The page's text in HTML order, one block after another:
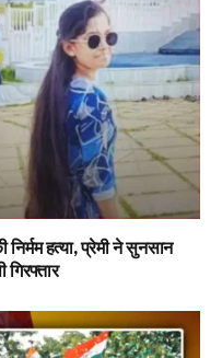
हत्या, प्रेमी ने सुनसान
गिरफ्तार